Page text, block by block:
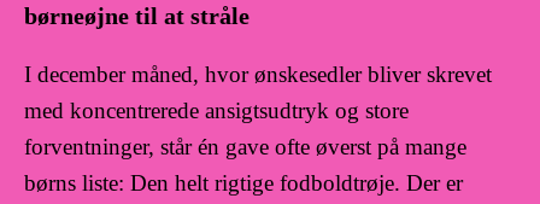
børneøjne til at stråle
I december måned, hvor ønskesedler bliver skrevet
med koncentrerede ansigtsudtryk og store
forventninger, står én gave ofte øverst på mange
børns liste: Den helt rigtige fodboldtrøje. Der er